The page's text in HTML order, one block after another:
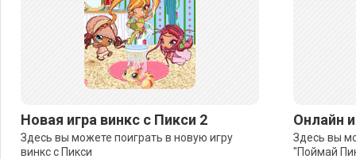
Новая игра винкс с Пикси 2
Здесь вы можете поиграть в новую игру
винкс с Пикси
Онлайн
Здесь вы
"Поймай